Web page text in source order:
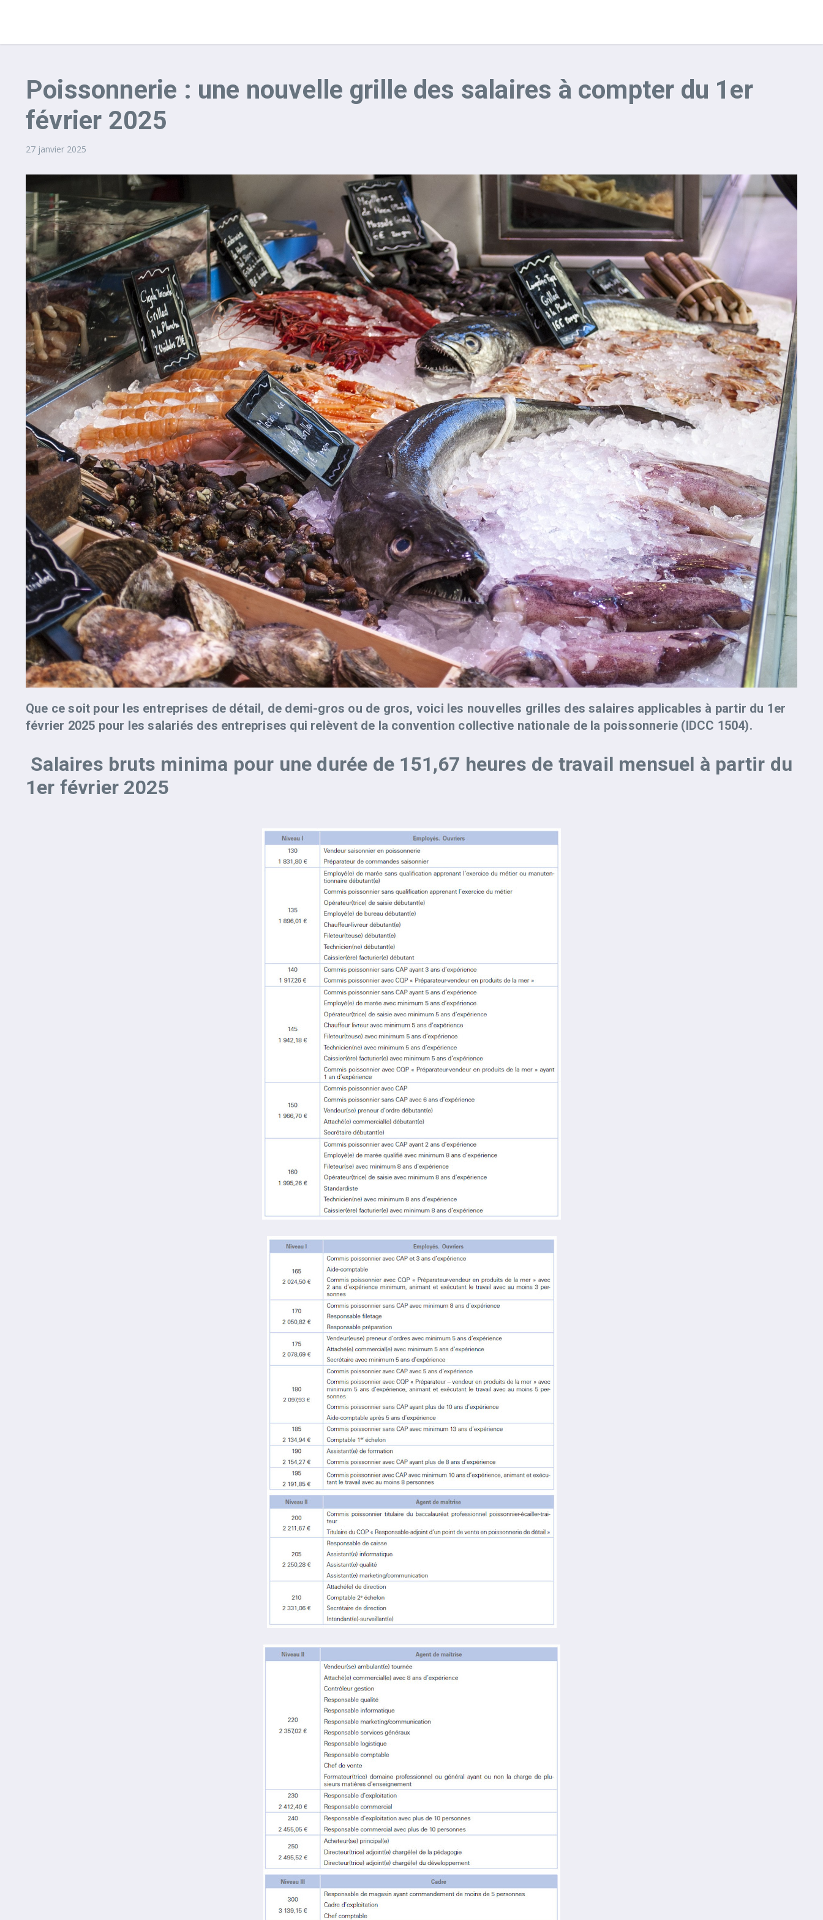
Poissonnerie : une nouvelle grille des salaires à compter du 1er
février 2025
27 janvier 2025
Que ce soit pour les entreprises de détail, de demi-gros ou de gros, voici les nouvelles grilles des salaires applicables à partir du 1er
février 2025 pour les salariés des entreprises qui relèvent de la convention collective nationale de la poissonnerie (IDCC 1504).
Salaires bruts minima pour une durée de 151,67 heures de travail mensuel à partir du
1er février 2025